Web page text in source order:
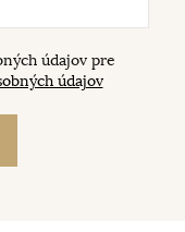
údajov pre
údajov